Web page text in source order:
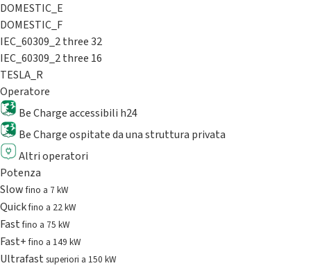
DOMESTIC_E
DOMESTIC_F
IEC_60309_2 three 32
IEC_60309_2 three 16
TESLA_R
Operatore
Be Charge accessibili h24
Be Charge ospitate da una struttura privata
Altri operatori
Potenza
Slowfino a 7 kW
Quickfino a 22 kW
Fastfino a 75 kW
Fast+fino a 149 kW
Ultrafast superiori a 150 kW